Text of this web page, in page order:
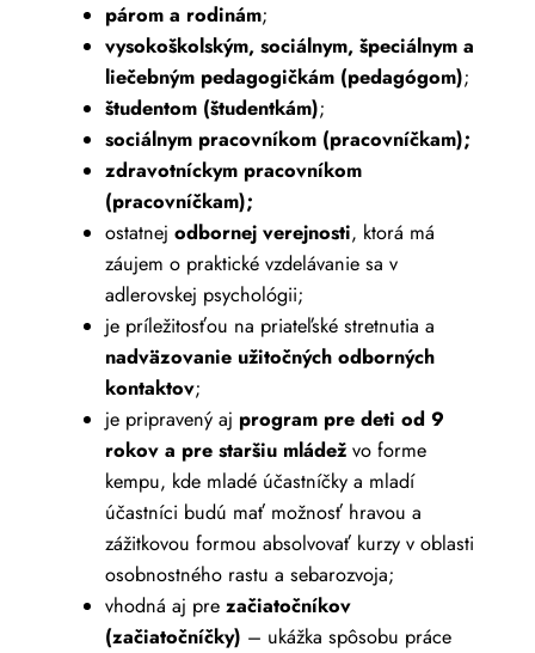
párom a rodinám;
vysokoškolským, sociálnym, špeciálnym a
liečebným pedagogičkám (pedagógom);
študentom (študentkám);
sociálnym pracovníkom (pracovníčkam);
zdravotníckym pracovníkom
(pracovníčkam);
ostatnej odbornej verejnosti, ktorá má
záujem o praktické vzdelávanie sa v
adlerovskej psychológii;
je príležitosťou na priateľské stretnutia a
nadväzovanie užitočných odborných
kontaktov;
je pripravený aj program pre deti od 9
rokov a pre staršiu mládež vo forme
kempu, kde mladé účastníčky a mladí
účastníci budú mať možnosť hravou a
zážitkovou formou absolvovať kurzy v oblasti
osobnostného rastu a sebarozvoja;
vhodná aj pre začiatočníkov
(začiatočníčky) – ukážka spôsobu práce